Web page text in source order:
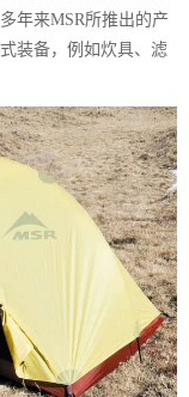
年来MSR所推出的产
装备，例如炊具、滤